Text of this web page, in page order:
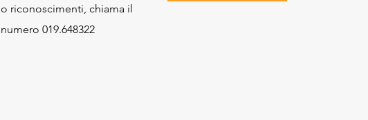
o riconoscimenti, chiama il
numero 019.648322